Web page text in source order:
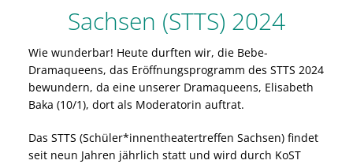
Sachsen (STTS) 2024
Wie wunderbar! Heute durften wir, die Bebe-
Dramaqueens, das Eröffnungsprogramm des STTS 2024
bewundern, da eine unserer Dramaqueens, Elisabeth
Baka (10/1), dort als Moderatorin auftrat.
Das STTS (Schüler*innentheatertreffen Sachsen) findet
seit neun Jahren jährlich statt und wird durch KoST